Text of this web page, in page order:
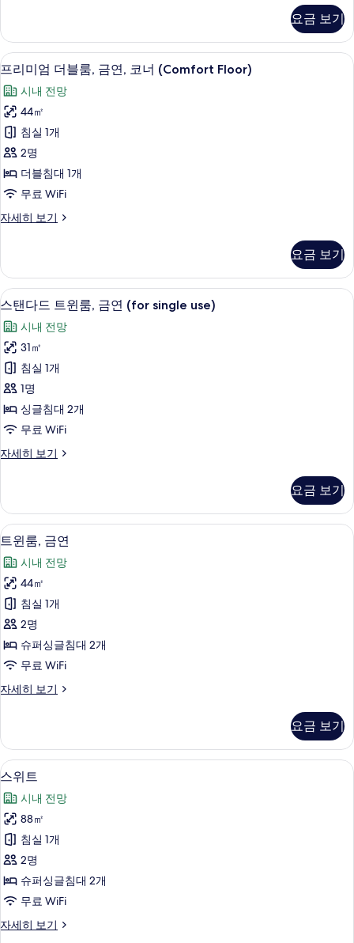
기
연
자
세
보
기
요금 보기
프
리
미
엄
더
블
룸,
금
연,
너
(Comfort
Floor)
사
진
모
두
보
기
프리미엄 더블룸, 금연, 코너
6
프리미엄 더블룸, 금연, 코너 (Comfort Floor)
시내 전망
44㎡
침실 1개
2명
더블침대 1개
무료 WiFi
자세히 보기
프
더
블
룸,
연,
코
너
(Comfort
Floor)
자
세
히
기
요금 보기
스
탠
다
드
트
윈
룸,
금
연
use)
사
진
모
두
보
기
2
스탠다드 트윈룸, 금연 (for single use)
시내 전망
31㎡
침실 1개
1명
싱글침대 2개
무료 WiFi
자세히 보기
스
트
윈
룸,
연
(for
single
use)
자
세
히
보
요금 보기
트
윈
룸,
금
연
사
진
모
두
기
객실 내 금고, 책상, 방음 설비, 다리미/
4
트윈룸, 금연
시내 전망
44㎡
침실 1개
2명
슈퍼싱글침대 2개
무료 WiFi
자세히 보기
트
연
자
세
보
기
요금 보기
스
위
트
사
진
모
두
보
기
스위트 | 객실 내 금고, 책상, 방음 설비
6
스위트
시내 전망
88㎡
침실 1개
2명
슈퍼싱글침대 2개
무료 WiFi
자세히 보기
스